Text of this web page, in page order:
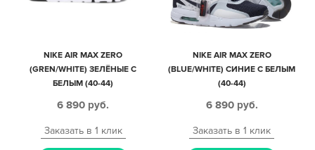
NIKE AIR MAX ZERO
(GREN/WHITE) ЗЕЛЁНЫЕ С
БЕЛЫМ (40-44)
6 890 руб.
Заказать в 1 клик
NIKE AIR MAX ZERO
(BLUE/WHITE) СИНИЕ С БЕЛЫМ
(40-44)
6 890 руб.
Заказать в 1 клик